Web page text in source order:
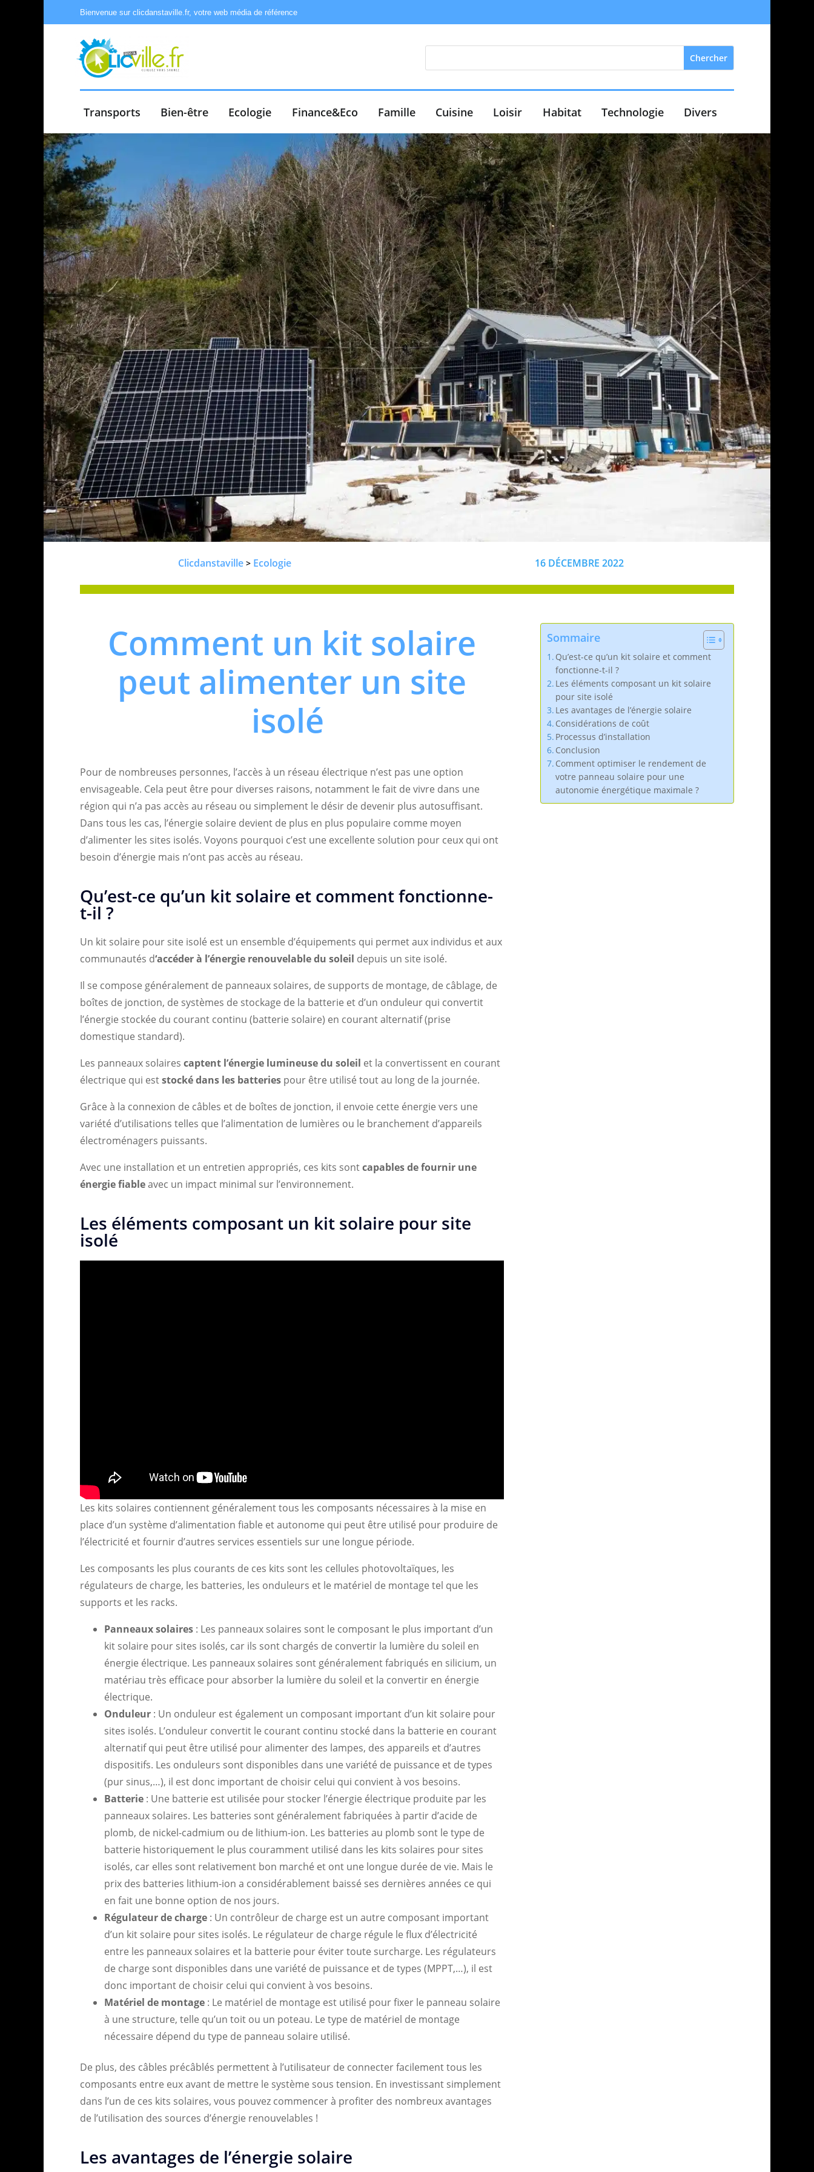
Bienvenue sur clicdanstaville.fr, votre web média de référence
Transports Bien-être Ecologie Finance&Eco Famille Cuisine Loisir Habitat Technologie Divers
Clicdanstaville> Ecologie 16 DÉCEMBRE 2022
Comment un kit solaire
peut alimenter un site
isolé
Pour de nombreuses personnes, l’accès à un réseau électrique n’est pas une option
envisageable. Cela peut être pour diverses raisons, notamment le fait de vivre dans une
région qui n’a pas accès au réseau ou simplement le désir de devenir plus autosuffisant.
Dans tous les cas, l’énergie solaire devient de plus en plus populaire comme moyen
d’alimenter les sites isolés. Voyons pourquoi c’est une excellente solution pour ceux qui ont
besoin d’énergie mais n’ont pas accès au réseau.
Qu’est-ce qu’un kit solaire et comment fonctionne-
t-il ?
Un kit solaire pour site isolé est un ensemble d’équipements qui permet aux individus et aux
communautés d‘accéder à l’énergie renouvelable du soleil depuis un site isolé.
Il se compose généralement de panneaux solaires, de supports de montage, de câblage, de
boîtes de jonction, de systèmes de stockage de la batterie et d’un onduleur qui convertit
l’énergie stockée du courant continu (batterie solaire) en courant alternatif (prise
domestique standard).
Les panneaux solaires captent l’énergie lumineuse du soleil et la convertissent en courant
électrique qui eststocké dans les batteries pour être utilisé tout au long de la journée.
Grâce à la connexion de câbles et de boîtes de jonction, il envoie cette énergie vers une
variété d’utilisations telles que l’alimentation de lumières ou le branchement d’appareils
électroménagers puissants.
Avec une installation et un entretien appropriés, ces kits sontcapables de fournir une
énergie fiableavec un impact minimal sur l’environnement.
Les éléments composant un kit solaire pour site
isolé
Les kits solaires contiennent généralement tous les composants nécessaires à la mise en
place d’un système d’alimentation fiable et autonome qui peut être utilisé pour produire de
l’électricité et fournir d’autres services essentiels sur une longue période.
Les composants les plus courants de ces kits sont les cellules photovoltaïques, les
régulateurs de charge, les batteries, les onduleurs et le matériel de montage tel que les
supports et les racks.
Panneaux solaires : Les panneaux solaires sont le composant le plus important d’un
kit solaire pour sites isolés, car ils sont chargés de convertir la lumière du soleil en
énergie électrique. Les panneaux solaires sont généralement fabriqués en silicium, un
matériau très efficace pour absorber la lumière du soleil et la convertir en énergie
électrique.
Onduleur : Un onduleur est également un composant important d’un kit solaire pour
sites isolés. L’onduleur convertit le courant continu stocké dans la batterie en courant
alternatif qui peut être utilisé pour alimenter des lampes, des appareils et d’autres
dispositifs. Les onduleurs sont disponibles dans une variété de puissance et de types
(pur sinus,…), il est donc important de choisir celui qui convient à vos besoins.
Batterie : Une batterie est utilisée pour stocker l’énergie électrique produite par les
panneaux solaires. Les batteries sont généralement fabriquées à partir d’acide de
plomb, de nickel-cadmium ou de lithium-ion. Les batteries au plomb sont le type de
batterie historiquement le plus couramment utilisé dans les kits solaires pour sites
isolés, car elles sont relativement bon marché et ont une longue durée de vie. Mais le
prix des batteries lithium-ion a considérablement baissé ses dernières années ce qui
en fait une bonne option de nos jours.
Régulateur de charge : Un contrôleur de charge est un autre composant important
d’un kit solaire pour sites isolés. Le régulateur de charge régule le flux d’électricité
entre les panneaux solaires et la batterie pour éviter toute surcharge. Les régulateurs
de charge sont disponibles dans une variété de puissance et de types (MPPT,…), il est
donc important de choisir celui qui convient à vos besoins.
Matériel de montage : Le matériel de montage est utilisé pour fixer le panneau solaire
à une structure, telle qu’un toit ou un poteau. Le type de matériel de montage
nécessaire dépend du type de panneau solaire utilisé.
De plus, des câbles précâblés permettent à l’utilisateur de connecter facilement tous les
composants entre eux avant de mettre le système sous tension. En investissant simplement
dans l’un de ces kits solaires, vous pouvez commencer à profiter des nombreux avantages
de l’utilisation des sources d’énergie renouvelables !
Les avantages de l’énergie solaire
Sommaire
Qu’est-ce qu’un kit solaire et comment
fonctionne-t-il ?
Les éléments composant un kit solaire
pour site isolé
Les avantages de l’énergie solaire
Considérations de coût
Processus d’installation
Conclusion
Comment optimiser le rendement de
votre panneau solaire pour une
autonomie énergétique maximale ?